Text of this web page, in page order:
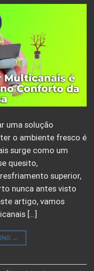
uma solução
o ambiente fresco é
surge como um
quesito,
superior,
nunca antes visto
artigo, vamos
[…]
→